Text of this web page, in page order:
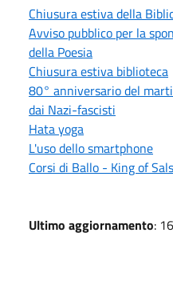
Chiusura estiva della
Avviso pubblico per la
della Poesia
Chiusura estiva biblioteca
80° anniversario del
dai Nazi-fascisti
Hata yoga
L'uso dello smartphone
Corsi di Ballo - King of
Ultimo aggiornamento: